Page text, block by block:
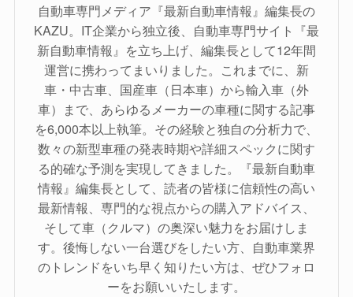
自動車専門メディア『最新自動車情報』編集長の
KAZU。IT企業から独立後、自動車専門サイト『最
新自動車情報』を立ち上げ、編集長として12年間
運営に携わってまいりました。これまでに、新
車・中古車、国産車（日本車）から輸入車（外
車）まで、あらゆるメーカーの車種に関する記事
を6,000本以上執筆。その経験と独自の分析力で、
数々の新型車種の発表時期や詳細スペックに関す
る的確な予測を実現してきました。『最新自動車
情報』編集長として、読者の皆様に信頼性の高い
最新情報、専門的な視点からの購入アドバイス、
そして車（クルマ）の奥深い魅力をお届けしま
す。後悔しない一台選びをしたい方、自動車業界
のトレンドをいち早く知りたい方は、ぜひフォロ
ーをお願いいたします。